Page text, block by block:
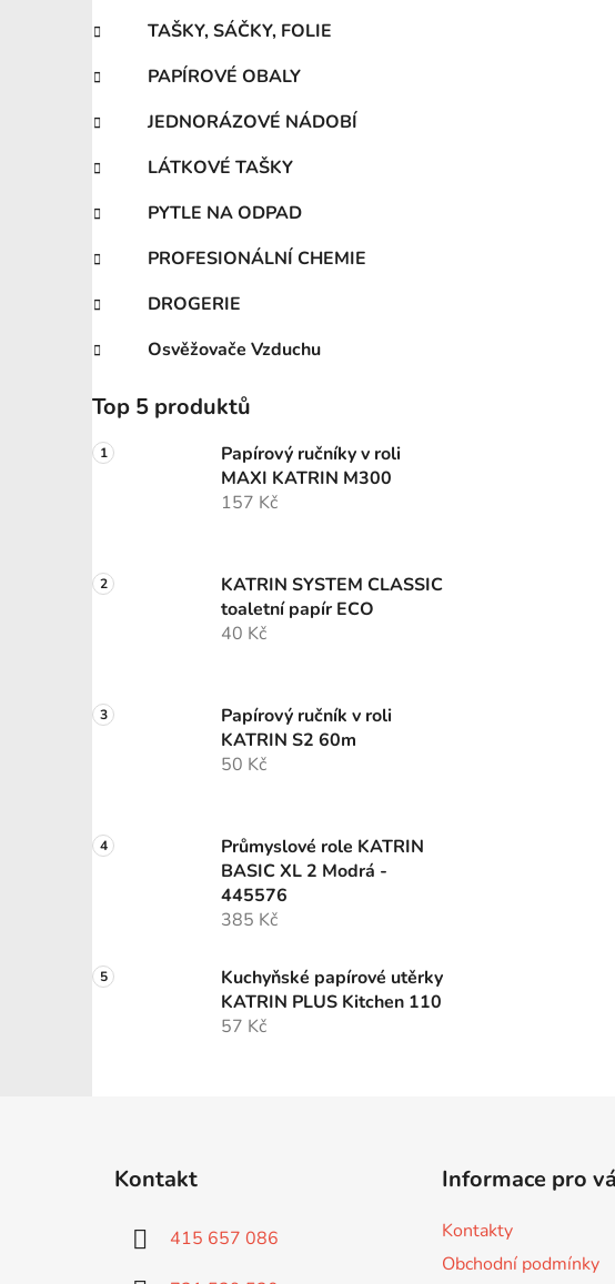
TAŠKY, SÁČKY, FOLIE
PAPÍROVÉ OBALY
JEDNORÁZOVÉ NÁDOBÍ
LÁTKOVÉ TAŠKY
PYTLE NA ODPAD
PROFESIONÁLNÍ CHEMIE
DROGERIE
Osvěžovače Vzduchu
Top 5 produktů
Papírový ručníky v roli
MAXI KATRIN M300
157 Kč
KATRIN SYSTEM CLASSIC
toaletní papír ECO
40 Kč
Papírový ručník v roli
KATRIN S2 60m
50 Kč
Průmyslové role KATRIN
BASIC XL 2 Modrá -
445576
385 Kč
Kuchyňské papírové utěrky
KATRIN PLUS Kitchen 110
57 Kč
Kontakt
415 657 086
Informace pro
Kontakty
Obchodní podmínky